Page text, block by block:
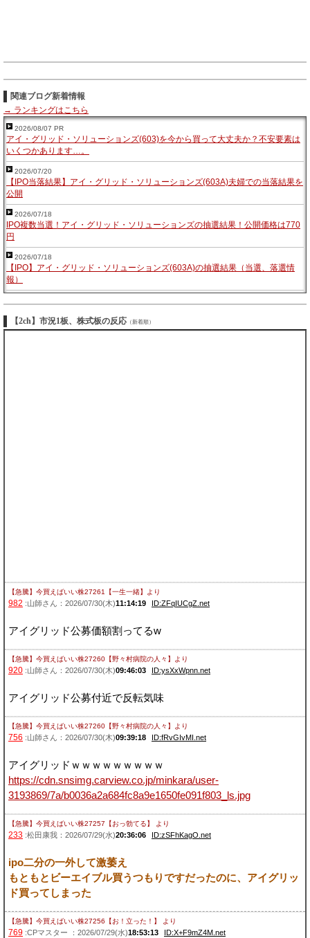
関連ブログ新着情報
→ ランキングはこちら
2026/08/07 PR
アイ・グリッド・ソリューションズ(603)を今から買って大丈夫か？不安要素は
いくつかあります…。
2026/07/20
【IPO当落結果】アイ・グリッド・ソリューションズ(603A)夫婦での当落結果を
公開
2026/07/18
IPO複数当選！アイ・グリッド・ソリューションズの抽選結果！公開価格は770
円
2026/07/18
【IPO】アイ・グリッド・ソリューションズ(603A)の抽選結果（当選、落選情
報）
【2ch】市況1板、株式板の反応 （新着順）
【急騰】今買えばいい株27261【一生一緒】 より
982 :山師さん：2026/07/30(木)11:14:19 ID:ZFqIUCgZ.net
アイグリッド公募価額割ってるw
【急騰】今買えばいい株27260【野々村病院の人々】 より
920 :山師さん：2026/07/30(木)09:46:03 ID:ysXxWpnn.net
アイグリッド公募付近で反転気味
【急騰】今買えばいい株27260【野々村病院の人々】 より
756 :山師さん：2026/07/30(木)09:39:18 ID:fRvGIvMI.net
アイグリッドｗｗｗｗｗｗｗｗｗ
https://cdn.snsimg.carview.co.jp/minkara/user-
3193869/7a/b0036a2a684fc8a9e1650fe091f803_ls.jpg
【急騰】今買えばいい株27257【おっ勃てる】 より
233 :松田康我：2026/07/29(水)20:36:06 ID:zSFhKagO.net
ipo二分の一外して激萎え
もともとビーエイブル買うつもりですだったのに、アイグリッ
ド買ってしまった
【急騰】今買えばいい株27256【お！立った！】 より
769 :CPマスター ：2026/07/29(水)18:53:13 ID:X+F9mZ4M.net